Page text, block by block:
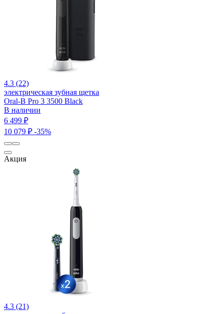
4.3 (22)
электрическая зубная щетка
Oral-B Pro 3 3500 Black
В наличии
6 499 ₽
10 079 ₽ -35%
Акция
4.3 (21)